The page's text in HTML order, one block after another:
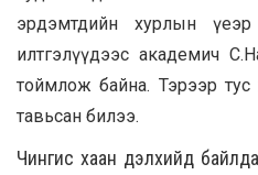
эрдэмтдийн хурлын
илтгэлүүдээс академич
тоймлож байна. Тэрээр
тавьсан билээ.
Чингис хаан дэлхийд